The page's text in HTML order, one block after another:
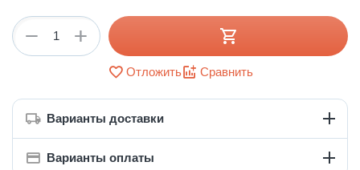
+
−
Отложить Сравнить
Варианты доставки
Варианты оплаты